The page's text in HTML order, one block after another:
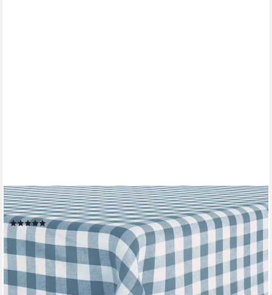
REDBEST
Tischdecke Tischdecke "Nashville", Baumwolle Karo/Landhaus
(36)
ab 26,99 € 46,99 €
-43%
lieferbar - in 2-3 Werktagen bei dir